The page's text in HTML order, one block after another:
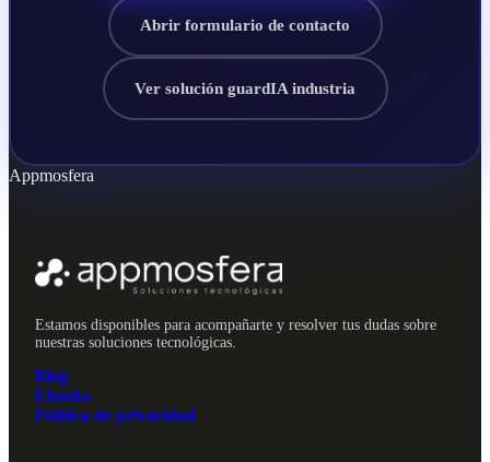
Abrir formulario de contacto
Ver solución guardIA industria
Appmosfera
Estamos disponibles para acompañarte y resolver tus dudas sobre
nuestras soluciones tecnológicas.
Blog
Ebooks
Politica de privacidad